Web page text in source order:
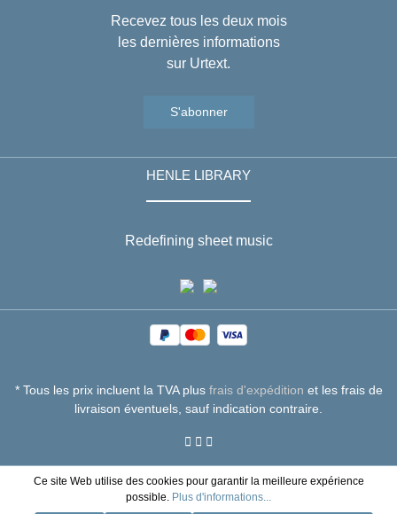
Recevez tous les deux mois
les dernières informations
sur Urtext.
S'abonner
HENLE LIBRARY
Redefining sheet music
* Tous les prix incluent la TVA plus frais d'expédition et les frais de
livraison éventuels, sauf indication contraire.
Ce site Web utilise des cookies pour garantir la meilleure expérience
possible. Plus d'informations...